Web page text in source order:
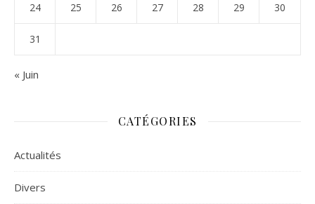
24 25 26 27 28 29 30
31
« Juin
CATÉGORIES
Actualités
Divers